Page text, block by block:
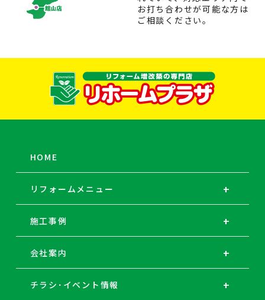
お打ち合わせが可能な方は
ご相談ください。
HOME
リフォームメニュー
施工事例
会社案内
チラシ･イベント情報